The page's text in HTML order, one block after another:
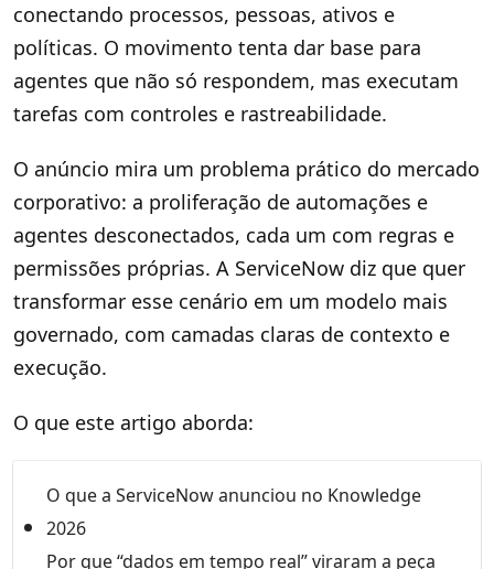
conectando processos, pessoas, ativos e
políticas. O movimento tenta dar base para
agentes que não só respondem, mas executam
tarefas com controles e rastreabilidade.
O anúncio mira um problema prático do mercado
corporativo: a proliferação de automações e
agentes desconectados, cada um com regras e
permissões próprias. A ServiceNow diz que quer
transformar esse cenário em um modelo mais
governado, com camadas claras de contexto e
execução.
O que este artigo aborda:
O que a ServiceNow anunciou no Knowledge
2026
Por que “dados em tempo real” viraram a peça